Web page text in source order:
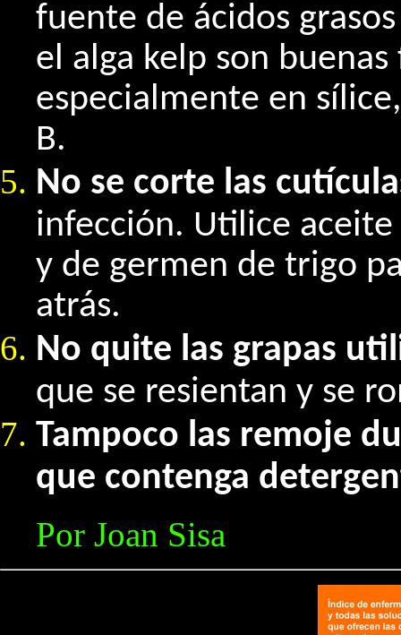
fuente de ácidos
el alga kelp son
especialmente en
B.
No se corte las
infección. Utilice
y de germen de trigo
atrás.
No quite las grapas
que se resientan y se
Tampoco las remoje
que contenga
Por Joan Sisa